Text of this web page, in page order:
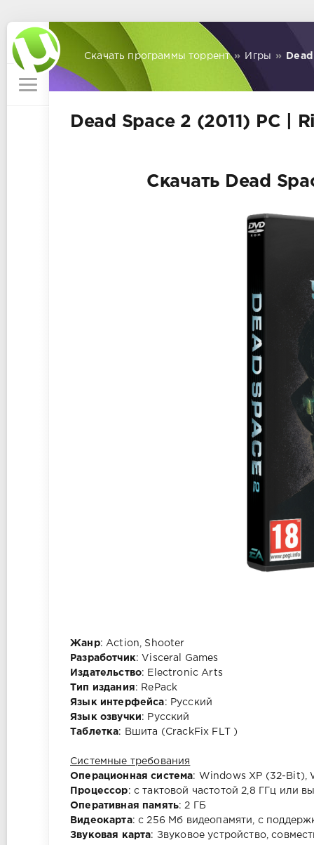
Скачать программы торрент » Игры »
Dead Space 2 (2011) PC |
Скачать Dead
Жанр: Action, Shooter
Разработчик: Visceral Games
Издательство: Electronic Arts
Тип издания: RePack
Язык интерфейса: Русский
Язык озвучки: Русский
Таблетка: Вшита (CrackFix FLT )
Системные требования
Операционная система: Windows XP (32-Bit),
Процессор: c тактовой частотой 2,8 ГГц или
Оперативная память: 2 ГБ
Видеокарта: с 256 Мб видеопамяти, c
Звуковая карта: Звуковое устройство,